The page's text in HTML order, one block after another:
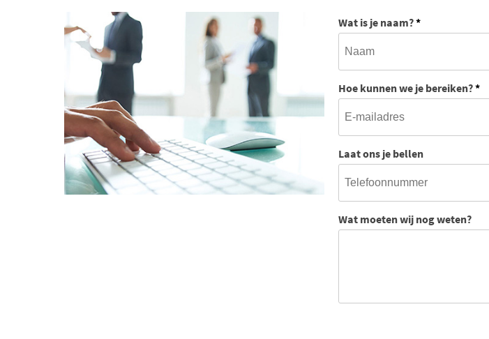
Wat is je naam?*
Hoe kunnen we je bereiken?*
Laat ons je bellen
Wat moeten wij nog weten?